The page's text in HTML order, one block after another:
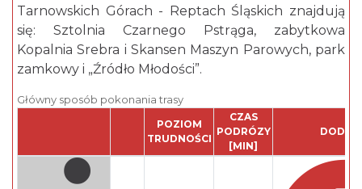
Tarnowskich Górach - Reptach Śląskich znajdują
się: Sztolnia Czarnego Pstrąga, zabytkowa
Kopalnia Srebra i Skansen Maszyn Parowych, park
zamkowy i „Źródło Młodości”.
Główny sposób pokonania trasy
POZIOM
TRUDNOŚCI
CZAS
PODRÓZY
[MIN]
DODAJ